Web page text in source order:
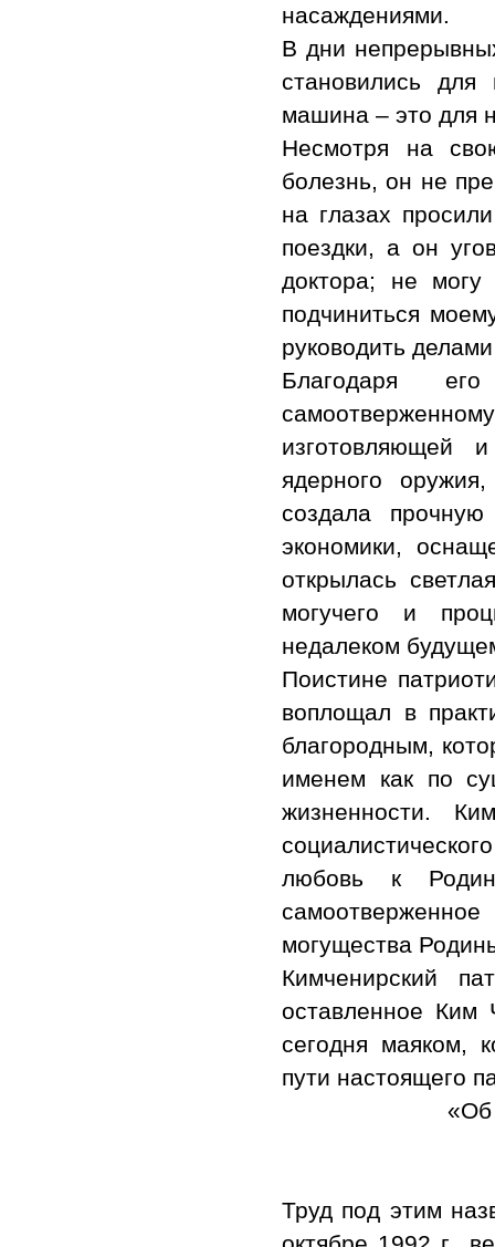
насаждениями.
В дни
становились
машина – это для
Несмотря на
болезнь, он не
на глазах
поездки, а он
доктора; не
подчиниться
руководить
Благодаря
изготовляющей
ядерного
создала
экономики,
открылась
могучего и
недалеком
Поистине
воплощал в
благородным,
именем как по
жизненности.
любовь к
могущества
Кимченирский
оставленное Ким
сегодня маяком,
пути настоящего
«Об
Труд под этим